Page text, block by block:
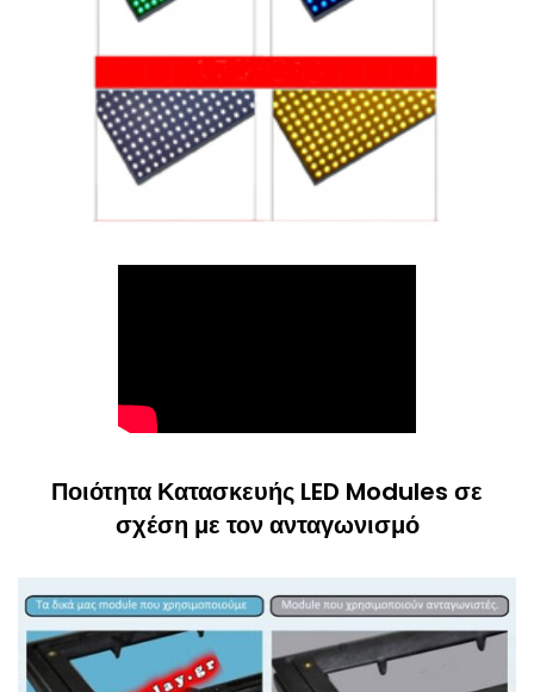
Ποιότητα Κατασκευής LED Modules σε
σχέση με τον ανταγωνισμό